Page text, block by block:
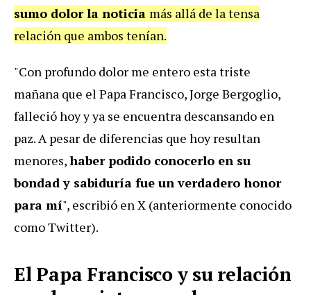
sumo dolor la noticia más allá de la tensa
relación que ambos tenían.
"Con profundo dolor me entero esta triste
mañana que el Papa Francisco, Jorge Bergoglio,
falleció hoy y ya se encuentra descansando en
paz. A pesar de diferencias que hoy resultan
menores,haber podido conocerlo en su
bondad y sabiduría fue un verdadero honor
para mí", escribió en X (anteriormente conocido
como Twitter).
El Papa Francisco y su relación